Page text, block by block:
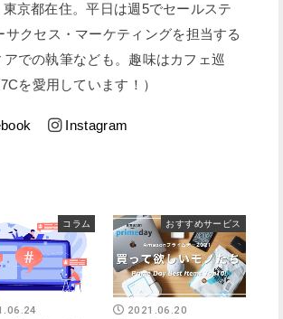
京都在住。平日は週5でセールステ
クセス・マーケティングを担当する
での執筆なども。趣味はカフェ巡
を愛用しています！）
Instagram
コラム おすすめサービス
2021.06.20